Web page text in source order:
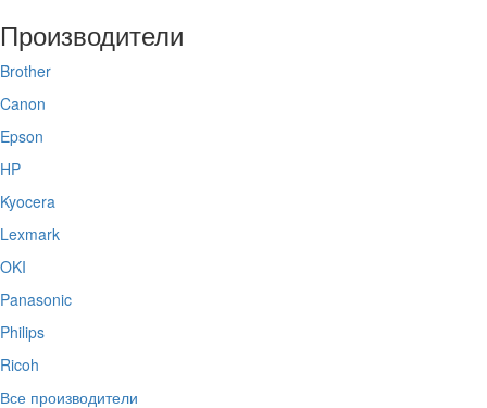
Производители
Brother
Canon
Epson
HP
Kyocera
Lexmark
OKI
Panasonic
Philips
Ricoh
Все производители